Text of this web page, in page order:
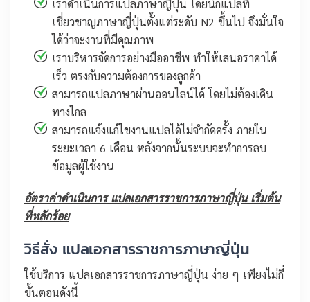
เราดำเนินการแปลภาษาญี่ปุ่น โดยนักแปลที่
เชี่ยวชาญภาษาญี่ปุ่นตั้งแต่ระดับ N2 ขึ้นไป จึงมั่นใจ
ได้ว่าจะงานที่มีคุณภาพ
เราบริหารจัดการอย่างมืออาชีพ ทำให้เสนอราคาได้
เร็ว ตรงกับความต้องการของลูกค้า
สามารถแปลภาษาผ่านออนไลน์ได้ โดยไม่ต้องเดิน
ทางไกล
สามารถแจ้งแก้ไขงานแปลได้ไม่จำกัดครั้ง ภายใน
ระยะเวลา 6 เดือน หลังจากนั้นระบบจะทำการลบ
ข้อมูลผู้ใช้งาน
อัตราค่าดำเนินการ แปลเอกสารราชการภาษาญี่ปุ่น เริ่มต้น
ที่หลักร้อย
วิธีสั่ง แปลเอกสารราชการภาษาญี่ปุ่น
ใช้บริการ แปลเอกสารราชการภาษาญี่ปุ่น ง่าย ๆ เพียงไม่กี่
ขั้นตอนดังนี้